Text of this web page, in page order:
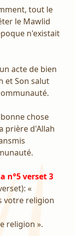
tout le
le Mawlid
n'existait
acte de bien
et Son salut
chose
prière d'Allah
n°5 verset 3
«
votre religion
religion ».